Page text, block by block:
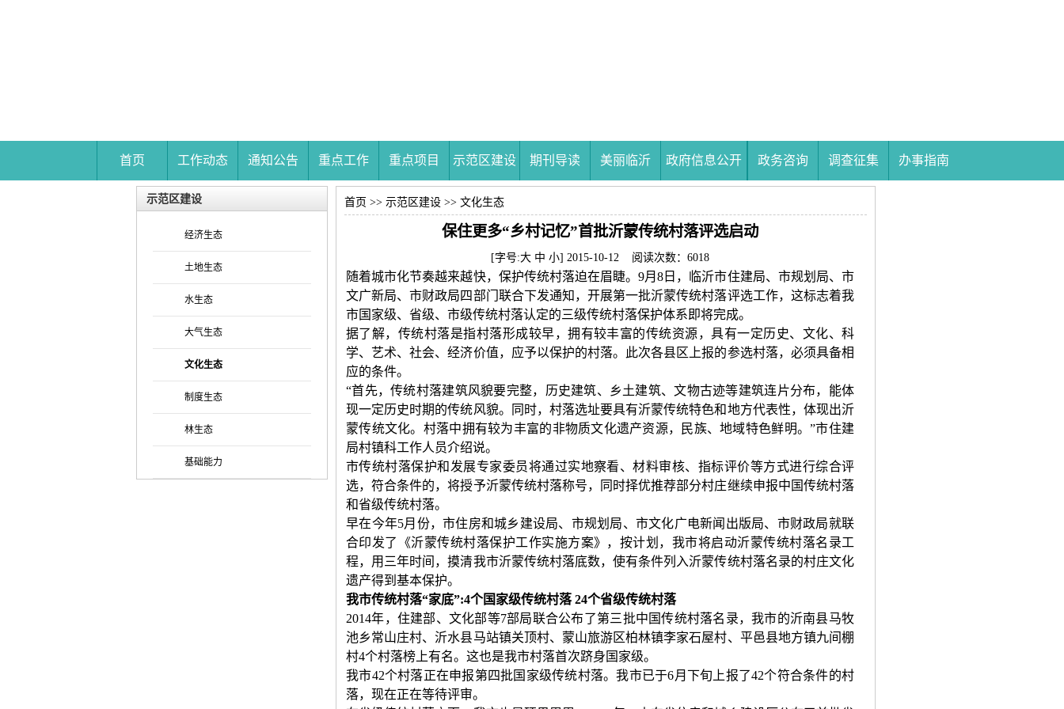
首页 工作动态 通知公告 重点工作 重点项目 示范区建设 期刊导读 美丽临沂 政府信息公开 政务咨询 调查征集 办事指南
示范区建设
经济生态
土地生态
水生态
大气生态
文化生态
制度生态
林生态
基础能力
首页 >> 示范区建设 >> 文化生态
保住更多“乡村记忆”首批沂蒙传统村落评选启动
[字号:大 中 小] 2015-10-12 阅读次数：6018
随着城市化节奏越来越快，保护传统村落迫在眉睫。9月8日，临沂市住建局、市规划局、市
文广新局、市财政局四部门联合下发通知，开展第一批沂蒙传统村落评选工作，这标志着我
市国家级、省级、市级传统村落认定的三级传统村落保护体系即将完成。
据了解，传统村落是指村落形成较早，拥有较丰富的传统资源，具有一定历史、文化、科
学、艺术、社会、经济价值，应予以保护的村落。此次各县区上报的参选村落，必须具备相
应的条件。
“首先，传统村落建筑风貌要完整，历史建筑、乡土建筑、文物古迹等建筑连片分布，能体
现一定历史时期的传统风貌。同时，村落选址要具有沂蒙传统特色和地方代表性，体现出沂
蒙传统文化。村落中拥有较为丰富的非物质文化遗产资源，民族、地域特色鲜明。”市住建
局村镇科工作人员介绍说。
市传统村落保护和发展专家委员将通过实地察看、材料审核、指标评价等方式进行综合评
选，符合条件的，将授予沂蒙传统村落称号，同时择优推荐部分村庄继续申报中国传统村落
和省级传统村落。
早在今年5月份，市住房和城乡建设局、市规划局、市文化广电新闻出版局、市财政局就联
合印发了《沂蒙传统村落保护工作实施方案》，按计划，我市将启动沂蒙传统村落名录工
程，用三年时间，摸清我市沂蒙传统村落底数，使有条件列入沂蒙传统村落名录的村庄文化
遗产得到基本保护。
我市传统村落“家底”:4个国家级传统村落 24个省级传统村落
2014年，住建部、文化部等7部局联合公布了第三批中国传统村落名录，我市的沂南县马牧
池乡常山庄村、沂水县马站镇关顶村、蒙山旅游区柏林镇李家石屋村、平邑县地方镇九间棚
村4个村落榜上有名。这也是我市村落首次跻身国家级。
我市42个村落正在申报第四批国家级传统村落。我市已于6月下旬上报了42个符合条件的村
落，现在正在等待评审。